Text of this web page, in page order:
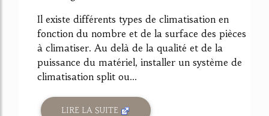
Il existe différents types de climatisation en
fonction du nombre et de la surface des pièces
à climatiser. Au delà de la qualité et de la
puissance du matériel, installer un système de
climatisation split ou...
LIRE LA SUITE